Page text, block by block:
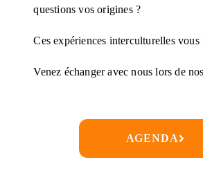
questions vos origines ?
Ces expériences interculturelles
Venez échanger avec nous lors de
AGENDA